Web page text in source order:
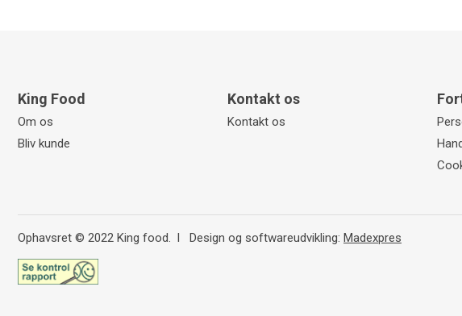
King Food
Om os
Bliv kunde
Kontakt os
Kontakt os
Ophavsret © 2022 King food. l Design og softwareudvikling: Madexpres